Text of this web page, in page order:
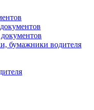
бумажники водителя